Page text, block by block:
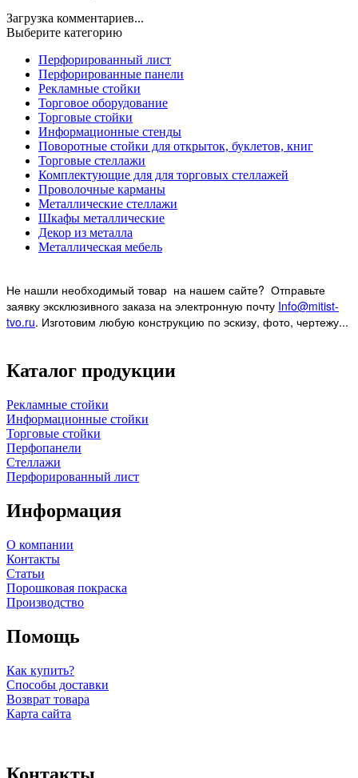
Загрузка комментариев...
Выберите категорию
Перфорированный лист
Перфорированные панели
Рекламные стойки
Торговое оборудование
Торговые стойки
Информационные стенды
Поворотные стойки для открыток, буклетов, книг
Торговые стеллажи
Комплектующие для для торговых стеллажей
Проволочные карманы
Металлические стеллажи
Шкафы металлические
Декор из металла
Металлическая мебель
Не нашли необходимый товар на нашем сайте? Отправьте
заявку эксклюзивного заказа на электронную почту Info@mitist-
tvo.ru. Изготовим любую конструкцию по эскизу, фото, чертежу...
Каталог продукции
Рекламные стойки
Информационные стойки
Торговые стойки
Перфопанели
Стеллажи
Перфорированный лист
Информация
О компании
Контакты
Статьи
Порошковая покраска
Производство
Помощь
Как купить?
Способы доставки
Возврат товара
Карта сайта